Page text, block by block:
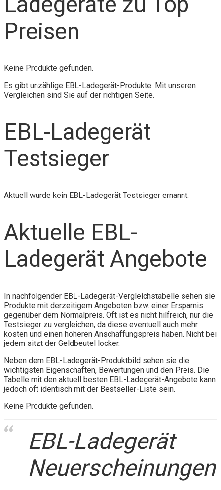
Preisen
Keine Produkte gefunden.
Es gibt unzählige EBL-Ladegerät-Produkte. Mit unseren
Vergleichen sind Sie auf der richtigen Seite.
EBL-Ladegerät
Testsieger
Aktuell wurde kein EBL-Ladegerät Testsieger ernannt.
Aktuelle EBL-
Ladegerät Angebote
In nachfolgender EBL-Ladegerät-Vergleichstabelle sehen sie
Produkte mit derzeitigem Angeboten bzw. einer Ersparnis
gegenüber dem Normalpreis. Oft ist es nicht hilfreich, nur die
Testsieger zu vergleichen, da diese eventuell auch mehr
kosten und einen höheren Anschaffungspreis haben. Nicht bei
jedem sitzt der Geldbeutel locker.
Neben dem EBL-Ladegerät-Produktbild sehen sie die
wichtigsten Eigenschaften, Bewertungen und den Preis. Die
Tabelle mit den aktuell besten EBL-Ladegerät-Angebote kann
jedoch oft identisch mit der Bestseller-Liste sein.
Keine Produkte gefunden.
EBL-Ladegerät
Neuerscheinungen